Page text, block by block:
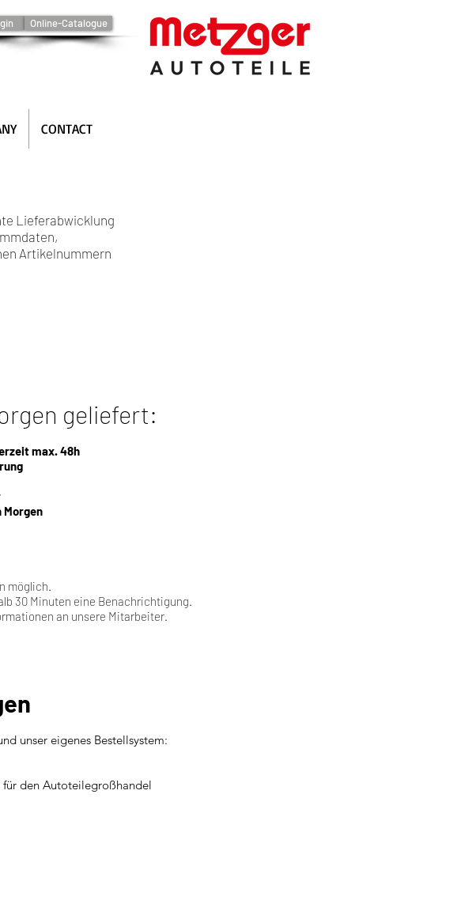
Online-Catalogue
CONTACT
Lieferabwicklung
Artikelnummern
geliefert:
max. 48h
Morgen
möglich.
30 Minuten eine Benachrichtigung.
an unsere Mitarbeiter.
unser eigenes Bestellsystem:
für den Autoteilegroßhandel